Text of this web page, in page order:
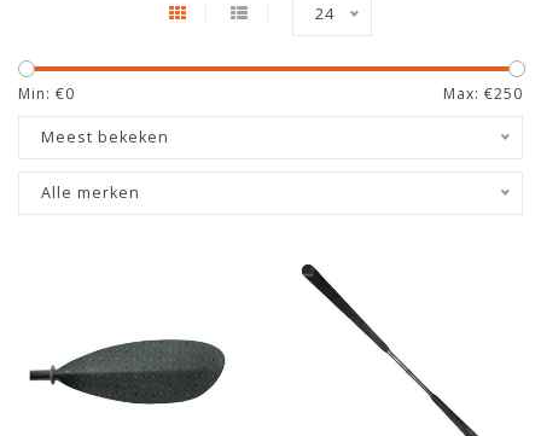
24
Min: €0 Max: €250
Meest bekeken
Alle merken